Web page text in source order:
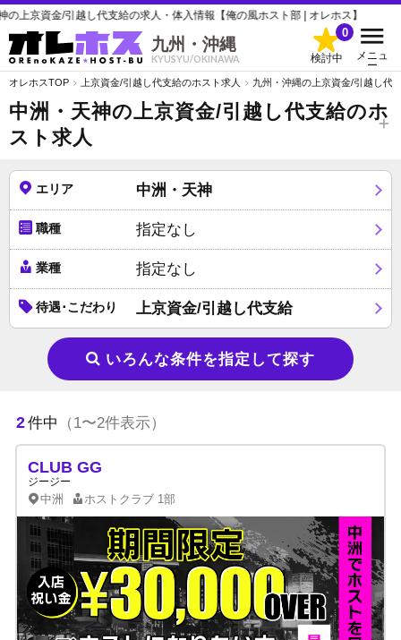
京資金/引越し代支給の求人・体入情報【俺の風ホスト部 | オレホス】
九州・沖縄
KYUSYU/OKINAWA 検討中
0
メニュ
ー
オレホスTOP 上京資金/引越し代支給のホスト求人 九州・沖縄の上京資金/引越し代
中洲・天神の上京資金/引越し代支給のホ
スト求人
エリア 中洲・天神
職種 指定なし
業種 指定なし
待遇･こだわり 上京資金/引越し代支給
いろんな条件を指定して探す
2件中 （1〜2件表示）
CLUB GG
ジージー
中洲 ホストクラブ 1部